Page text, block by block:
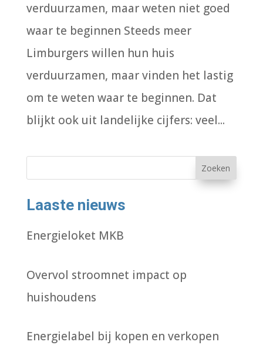
verduurzamen, maar weten niet goed
waar te beginnen Steeds meer
Limburgers willen hun huis
verduurzamen, maar vinden het lastig
om te weten waar te beginnen. Dat
blijkt ook uit landelijke cijfers: veel...
Zoeken
Laaste nieuws
Energieloket MKB
Overvol stroomnet impact op
huishoudens
Energielabel bij kopen en verkopen